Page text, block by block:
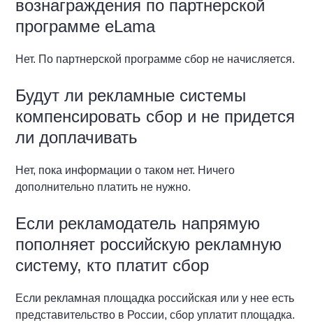
вознаграждения по партнерской
программе eLama
Нет. По партнерской программе сбор не начисляется.
Будут ли рекламные системы
компенсировать сбор и не придется
ли доплачивать
Нет, пока информации о таком нет. Ничего
дополнительно платить не нужно.
Если рекламодатель напрямую
пополняет российскую рекламную
систему, кто платит сбор
Если рекламная площадка российская или у нее есть
представительство в России, сбор уплатит площадка.